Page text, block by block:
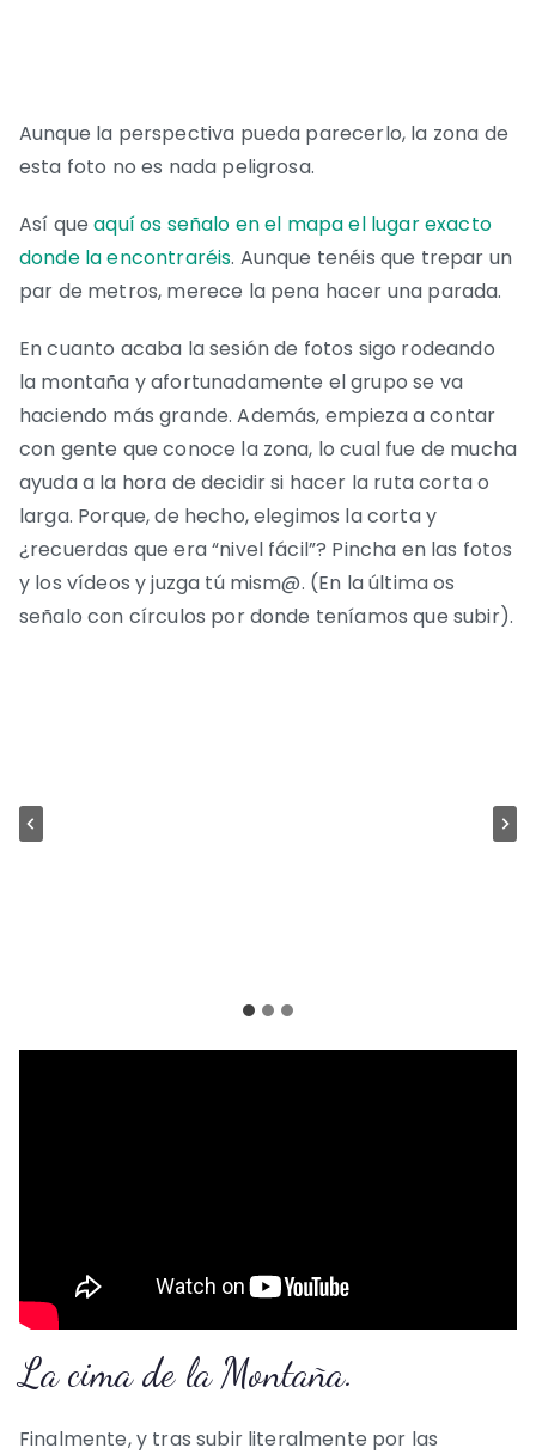
Aunque la perspectiva pueda parecerlo, la zona de
esta foto no es nada peligrosa.
Así queaquí os señalo en el mapa el lugar exacto
donde la encontraréis. Aunque tenéis que trepar un
par de metros, merece la pena hacer una parada.
En cuanto acaba la sesión de fotos sigo rodeando
la montaña y afortunadamente el grupo se va
haciendo más grande. Además, empieza a contar
con gente que conoce la zona, lo cual fue de mucha
ayuda a la hora de decidir si hacer la ruta corta o
larga. Porque, de hecho, elegimos la corta y
¿recuerdas que era “nivel fácil”? Pincha en las fotos
y los vídeos y juzga tú mism@. (En la última os
señalo con círculos por donde teníamos que subir).
La cima de la Montaña.
Finalmente, y tras subir literalmente por las